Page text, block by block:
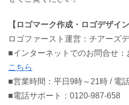
【ロゴマーク作成・ロゴデザイ
ロゴファースト運営：チアーズ
■インターネットでのお問合せ
こちら
■営業時間：平日9時～21時 / 電
■電話サポート：0120-987-658